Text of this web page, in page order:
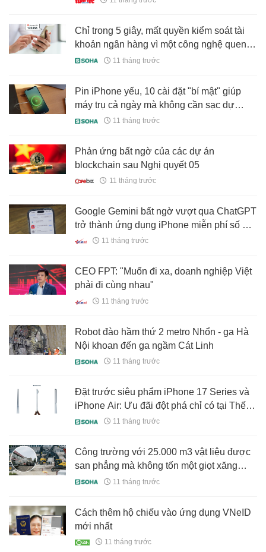
Chỉ trong 5 giây, mất quyền kiểm soát tài
khoản ngân hàng vì một công nghệ quen
thuộc
11 tháng trước
Pin iPhone yếu, 10 cài đặt "bí mật" giúp
máy trụ cả ngày mà không cần sạc dự
phòng
11 tháng trước
Phản ứng bất ngờ của các dự án
blockchain sau Nghị quyết 05
11 tháng trước
Google Gemini bất ngờ vượt qua ChatGPT
trở thành ứng dụng iPhone miễn phí số 1
Việt Nam11 tháng trước
CEO FPT: "Muốn đi xa, doanh nghiệp Việt
phải đi cùng nhau"
11 tháng trước
Robot đào hầm thứ 2 metro Nhổn - ga Hà
Nội khoan đến ga ngầm Cát Linh
11 tháng trước
Đặt trước siêu phẩm iPhone 17 Series và
iPhone Air: Ưu đãi đột phá chỉ có tại Thế
Giới Di Động11 tháng trước
Công trường với 25.000 m3 vật liệu được
san phẳng mà không tốn một giọt xăng
dầu: Thế giới chưa có tiền lệ
11 tháng trước
Cách thêm hộ chiếu vào ứng dụng VNeID
mới nhất
11 tháng trước